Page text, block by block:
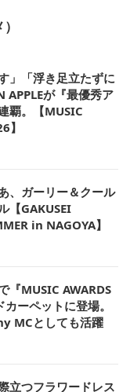
」「浮き足立たずに
APPLEが『最優秀ア
覇。【MUSIC
】
、ガーリー＆クール
【GAKUSEI
in NAGOYA】
『MUSIC AWARDS
ーペットに登場。
MCとしても活躍
立つフラワードレス